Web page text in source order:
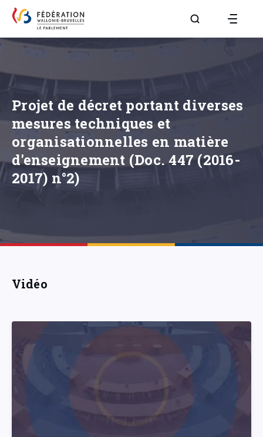
Aller à la page
Projet de décret portant diverses
mesures techniques et
organisationnelles en matière
d'enseignement (Doc. 447 (2016-
2017) n°2)
Vidéo